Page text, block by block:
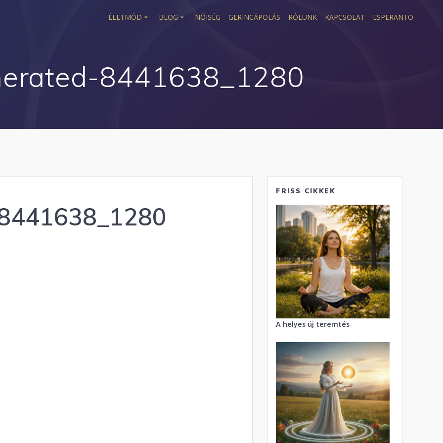
ÉLETMÓD BLOG NŐISÉG GERINCÁPOLÁS RÓLUNK KAPCSOLAT ESPERANTO
8441638_1280
FRISS CIKKEK
A helyes új teremtés